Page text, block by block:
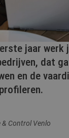
jaar werk
dat
en de
Control Venlo